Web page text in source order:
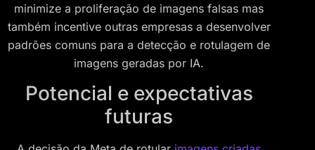
minimize a proliferação de imagens falsas mas
também incentive outras empresas a desenvolver
padrões comuns para a detecção e rotulagem de
imagens geradas por IA.
Potencial e expectativas
futuras